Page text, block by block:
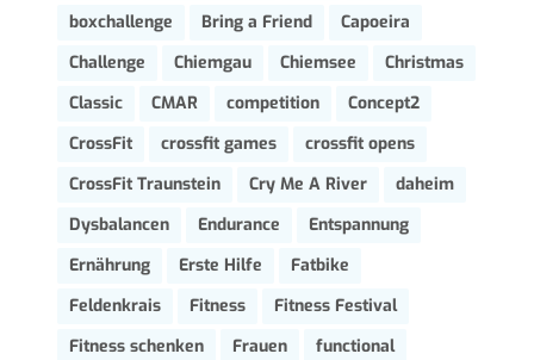
boxchallenge
Bring a Friend
Capoeira
Challenge
Chiemgau Chiemsee
Christmas
Classic
CMAR competition
Concept2
CrossFit
crossfit games
crossfit opens
CrossFit Traunstein
Cry Me A River
daheim
Dysbalancen
Endurance
Entspannung
Ernährung
Erste Hilfe
Fatbike
Feldenkrais
Fitness
Fitness Festival
Fitness schenken
Frauen
functional